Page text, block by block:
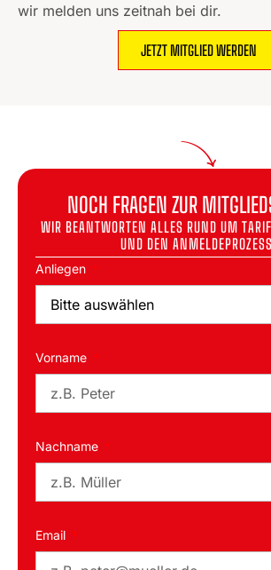
wir melden uns zeitnah bei dir.
JETZT MITGLIED WERDEN
NOCH FRAGEN ZUR
WIR BEANTWORTEN ALLES RUND UM
UND DEN
Anliegen
Vorname
Nachname
Email